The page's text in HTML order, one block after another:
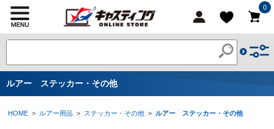
0
ルアー ステッカー・その他
HOME > ルアー用品 > ステッカー・その他 > ルアー ステッカー・その他